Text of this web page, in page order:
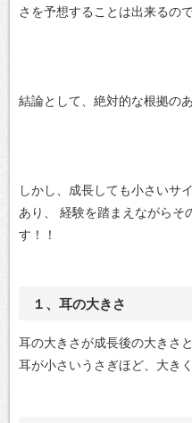
さを予想することは出来るの
結論として、絶対的な根拠の
しかし、成長しても小さいサ
あり、
経験を踏まえながらそ
す！！
１、耳の大きさ
耳の大きさが成長後の大きさ
耳が小さいうさぎほど、大き